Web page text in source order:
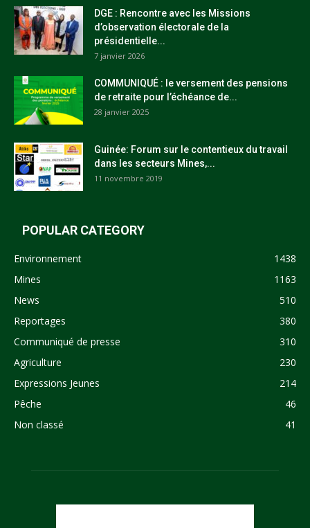
DGE : Rencontre avec les Missions
d’observation électorale de la
présidentielle...
7 janvier 2026
COMMUNIQUÉ : le versement des pensions
de retraite pour l’échéance de...
28 janvier 2025
Guinée: Forum sur le contentieux du travail
dans les secteurs Mines,...
11 novembre 2019
POPULAR CATEGORY
Environnement
1438
Mines
1163
News
510
Reportages
380
Communiqué de presse
310
Agriculture
230
Expressions Jeunes
214
Pêche
46
Non classé
41